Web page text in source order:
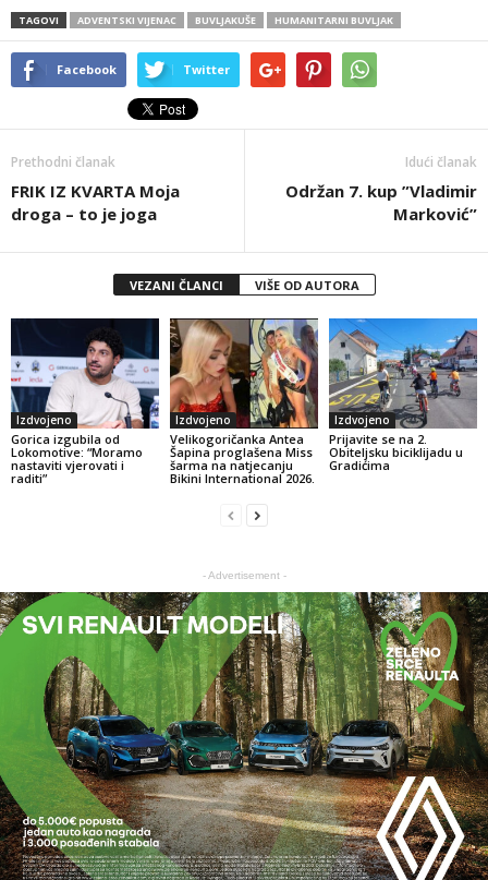
TAGOVI ADVENTSKI VIJENAC BUVLJAKUŠE HUMANITARNI BUVLJAK
Facebook Twitter
Prethodni članak
FRIK IZ KVARTA Moja
droga – to je joga
Idući članak
Održan 7. kup ”Vladimir
Marković”
VEZANI ČLANCI VIŠE OD AUTORA
Izdvojeno
Gorica izgubila od
Lokomotive: “Moramo
nastaviti vjerovati i
raditi”
Izdvojeno
Velikogoričanka Antea
Šapina proglašena Miss
šarma na natjecanju
Bikini International 2026.
Izdvojeno
Prijavite se na 2.
Obiteljsku biciklijadu u
Gradićima
- Advertisement -